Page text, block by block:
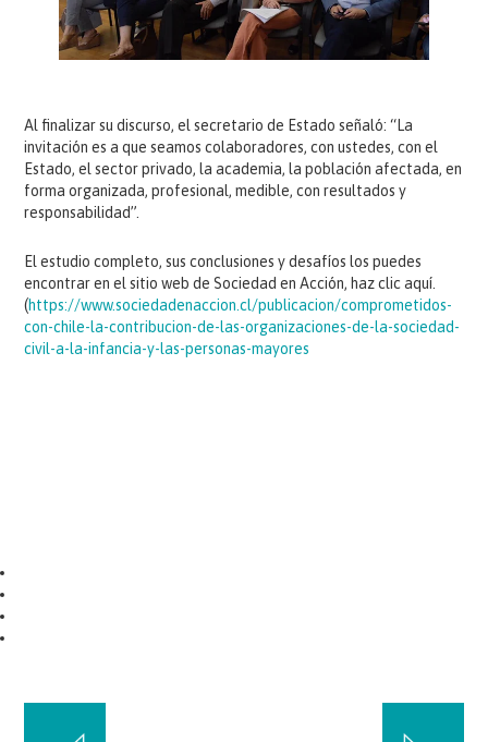
Al finalizar su discurso, el secretario de Estado señaló: “La
invitación es a que seamos colaboradores, con ustedes, con el
Estado, el sector privado, la academia, la población afectada, en
forma organizada, profesional, medible, con resultados y
responsabilidad”.
El estudio completo, sus conclusiones y desafíos los puedes
encontrar en el sitio web de Sociedad en Acción, haz clic aquí.
(https://www.sociedadenaccion.cl/publicacion/comprometidos-
con-chile-la-contribucion-de-las-organizaciones-de-la-sociedad-
civil-a-la-infancia-y-las-personas-mayores